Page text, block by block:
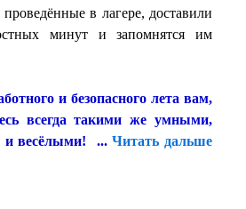
в лагере, доставили
минут и запомнятся им
и безопасного лета вам,
всегда такими же умными,
и весёлыми! ...Читать дальше